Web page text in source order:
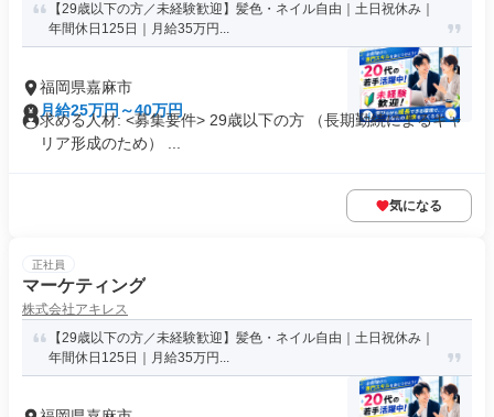
【29歳以下の方／未経験歓迎】髪色・ネイル自由｜土日祝休み｜
年間休日125日｜月給35万円...
福岡県嘉麻市
月給25万円～40万円
求める人材: <募集要件> 29歳以下の方 （長期勤続によるキャ
リア形成のため） ...
気になる
正社員
マーケティング
株式会社アキレス
【29歳以下の方／未経験歓迎】髪色・ネイル自由｜土日祝休み｜
年間休日125日｜月給35万円...